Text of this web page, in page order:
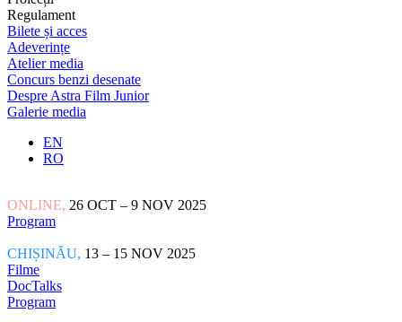
Regulament
Bilete și acces
Adeverințe
Atelier media
Concurs benzi desenate
Despre Astra Film Junior
Galerie media
EN
RO
ONLINE, 26 OCT – 9 NOV 2025
Program
CHIȘINĂU, 13 – 15 NOV 2025
Filme
DocTalks
Program